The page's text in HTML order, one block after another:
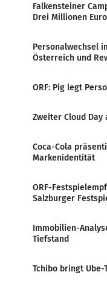
Falkensteiner
Drei Millionen
Personalwechsel
Österreich und
ORF: Pig legt
Zweiter Cloud Day
Coca-Cola
Markenidentität
ORF-
Salzburger
Immobilien-
Tiefstand
Tchibo bringt